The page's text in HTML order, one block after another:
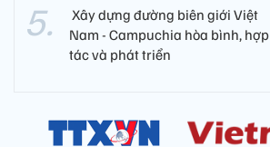
​ Xây dựng đường biên giới Việt
Nam - Campuchia hòa bình, hợp
tác và phát triển